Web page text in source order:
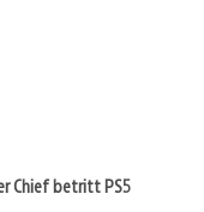
Chief betritt PS5